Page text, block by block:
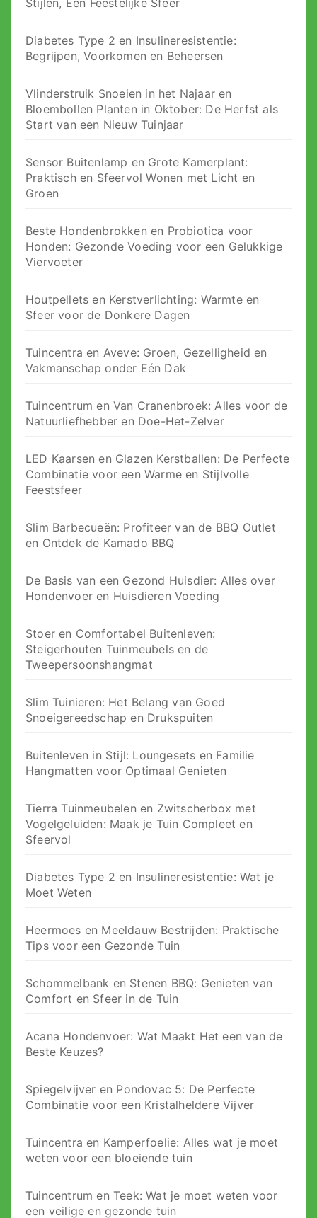
Diabetes Type 2 en Insulineresistentie:
Begrijpen, Voorkomen en Beheersen
Vlinderstruik Snoeien in het Najaar en
Bloembollen Planten in Oktober: De Herfst als
Start van een Nieuw Tuinjaar
Sensor Buitenlamp en Grote Kamerplant:
Praktisch en Sfeervol Wonen met Licht en
Groen
Beste Hondenbrokken en Probiotica voor
Honden: Gezonde Voeding voor een Gelukkige
Viervoeter
Houtpellets en Kerstverlichting: Warmte en
Sfeer voor de Donkere Dagen
Tuincentra en Aveve: Groen, Gezelligheid en
Vakmanschap onder Eén Dak
Tuincentrum en Van Cranenbroek: Alles voor de
Natuurliefhebber en Doe-Het-Zelver
LED Kaarsen en Glazen Kerstballen: De Perfecte
Combinatie voor een Warme en Stijlvolle
Feestsfeer
Slim Barbecueën: Profiteer van de BBQ Outlet
en Ontdek de Kamado BBQ
De Basis van een Gezond Huisdier: Alles over
Hondenvoer en Huisdieren Voeding
Stoer en Comfortabel Buitenleven:
Steigerhouten Tuinmeubels en de
Tweepersoonshangmat
Slim Tuinieren: Het Belang van Goed
Snoeigereedschap en Drukspuiten
Buitenleven in Stijl: Loungesets en Familie
Hangmatten voor Optimaal Genieten
Tierra Tuinmeubelen en Zwitscherbox met
Vogelgeluiden: Maak je Tuin Compleet en
Sfeervol
Diabetes Type 2 en Insulineresistentie: Wat je
Moet Weten
Heermoes en Meeldauw Bestrijden: Praktische
Tips voor een Gezonde Tuin
Schommelbank en Stenen BBQ: Genieten van
Comfort en Sfeer in de Tuin
Acana Hondenvoer: Wat Maakt Het een van de
Beste Keuzes?
Spiegelvijver en Pondovac 5: De Perfecte
Combinatie voor een Kristalheldere Vijver
Tuincentra en Kamperfoelie: Alles wat je moet
weten voor een bloeiende tuin
Tuincentrum en Teek: Wat je moet weten voor
een veilige en gezonde tuin